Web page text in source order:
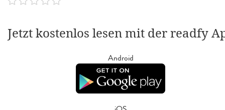
Jetzt kostenlos lesen mit der readfy
Android